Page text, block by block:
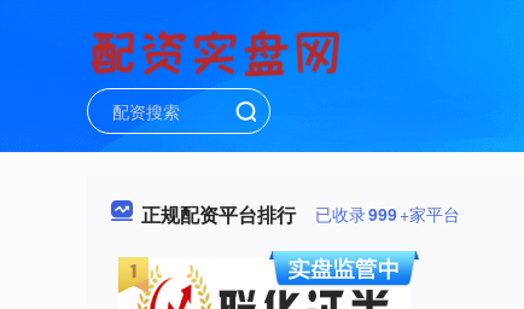
正规配资平台排行 已收录999+家平台